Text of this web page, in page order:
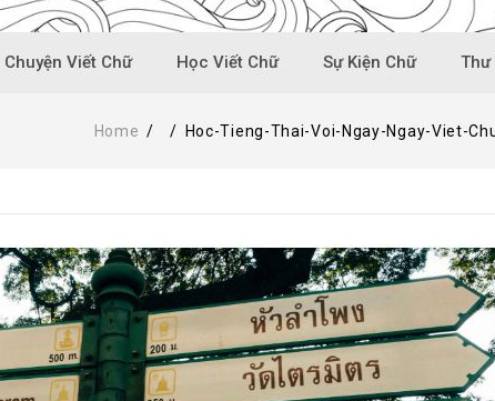
Chuyện Viết Chữ Học Viết Chữ Sự Kiện Chữ Thư
Home / / Hoc-Tieng-Thai-Voi-Ngay-Ngay-Viet-